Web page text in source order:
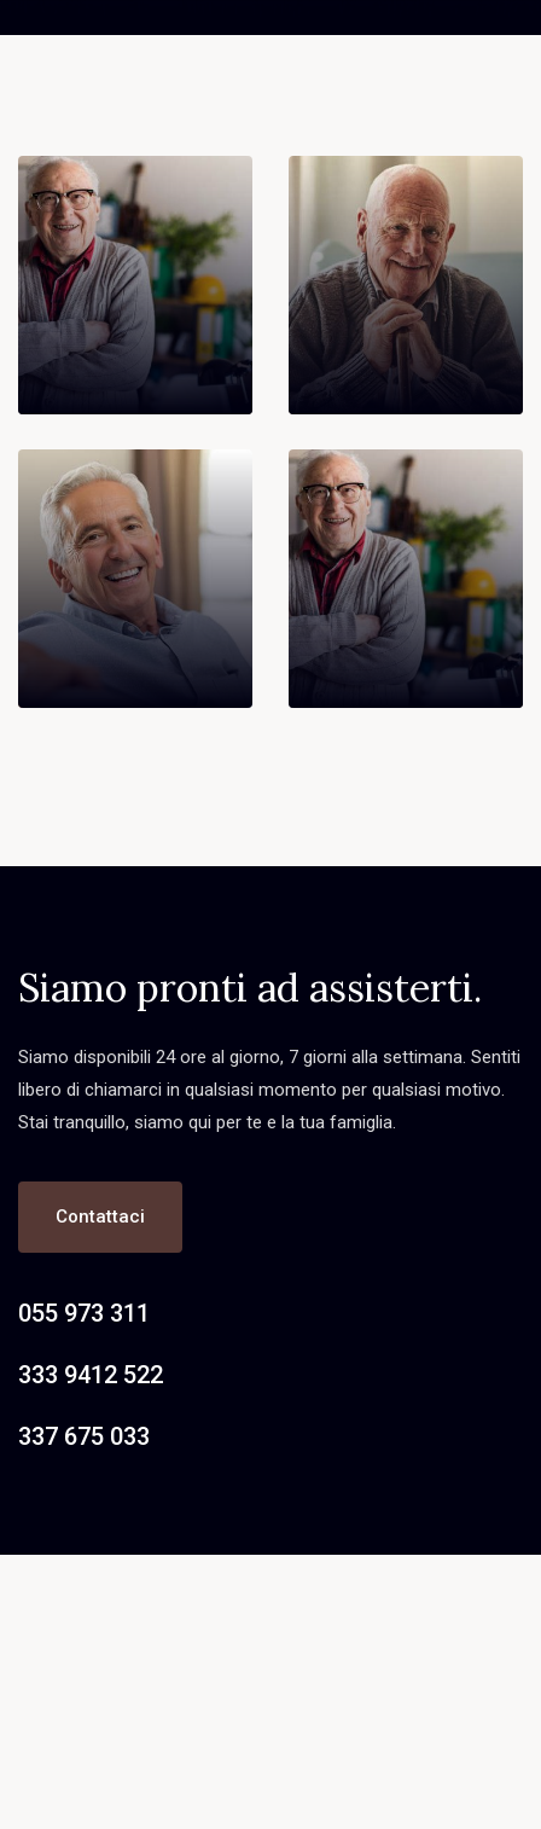
Siamo pronti ad assisterti.
Siamo disponibili 24 ore al giorno, 7 giorni alla settimana. Sentiti
libero di chiamarci in qualsiasi momento per qualsiasi motivo.
Stai tranquillo, siamo qui per te e la tua famiglia.
Contattaci
055 973 311
333 9412 522
337 675 033